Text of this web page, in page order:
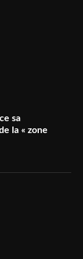
sa
la « zone